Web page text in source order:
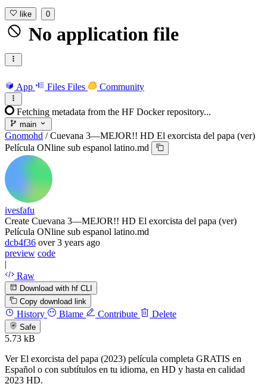
like 0
No application file
App Files Files Community
Fetching metadata from the HF Docker repository...
main
Gnomohd / Cuevana 3—MEJOR!! HD El exorcista del papa (ver)
Película ONline sub espanol latino.md
ivesfafu
Create Cuevana 3—MEJOR!! HD El exorcista del papa (ver)
Película ONline sub espanol latino.md
dcb4f36 over 3 years ago
preview code
|
Raw
Download with hf CLI
Copy download link
History Blame Contribute Delete
Safe
5.73 kB
Ver El exorcista del papa (2023) película completa GRATIS en
Español o con subtítulos en tu idioma, en HD y hasta en calidad
2023 HD.